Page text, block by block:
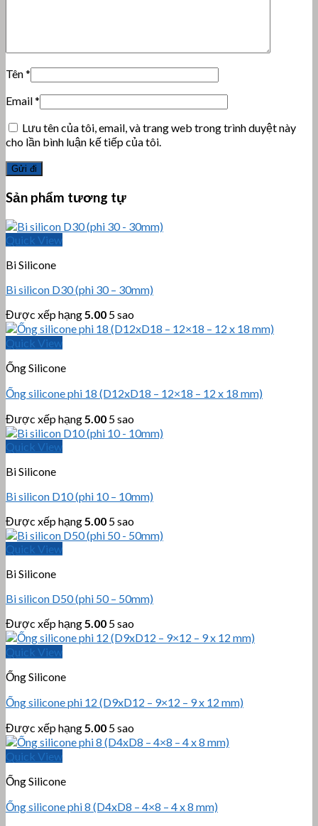
Tên*
Email*
Lưu tên của tôi, email, và trang web trong trình duyệt này
cho lần bình luận kế tiếp của tôi.
Sản phẩm tương tự
Quick View
Bi Silicone
Bi silicon D30 (phi 30 – 30mm)
Được xếp hạng 5.00 5 sao
Quick View
Ống Silicone
Ống silicone phi 18 (D12xD18 – 12×18 – 12 x 18 mm)
Được xếp hạng 5.00 5 sao
Quick View
Bi Silicone
Bi silicon D10 (phi 10 – 10mm)
Được xếp hạng 5.00 5 sao
Quick View
Bi Silicone
Bi silicon D50 (phi 50 – 50mm)
Được xếp hạng 5.00 5 sao
Quick View
Ống Silicone
Ống silicone phi 12 (D9xD12 – 9×12 – 9 x 12 mm)
Được xếp hạng 5.00 5 sao
Quick View
Ống Silicone
Ống silicone phi 8 (D4xD8 – 4×8 – 4 x 8 mm)